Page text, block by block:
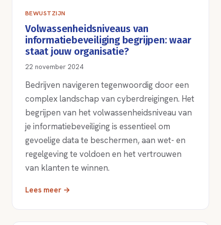
BEWUSTZIJN
Volwassenheidsniveaus van
informatiebeveiliging begrijpen: waar
staat jouw organisatie?
22 november 2024
Bedrijven navigeren tegenwoordig door een
complex landschap van cyberdreigingen. Het
begrijpen van het volwassenheidsniveau van
je informatiebeveiliging is essentieel om
gevoelige data te beschermen, aan wet- en
regelgeving te voldoen en het vertrouwen
van klanten te winnen.
Lees meer →